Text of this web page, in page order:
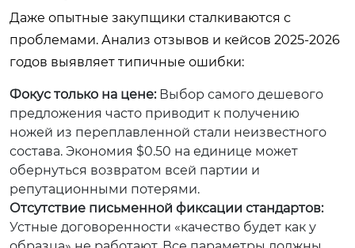
Даже опытные закупщики сталкиваются с
проблемами. Анализ отзывов и кейсов 2025-2026
годов выявляет типичные ошибки:
Фокус только на цене:Выбор самого дешевого
предложения часто приводит к получению
ножей из переплавленной стали неизвестного
состава. Экономия $0.50 на единице может
обернуться возвратом всей партии и
репутационными потерями.
Отсутствие письменной фиксации стандартов:
Устные договоренности «качество будет как у